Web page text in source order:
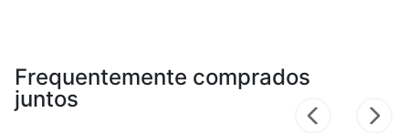
Frequentemente comprados
juntos